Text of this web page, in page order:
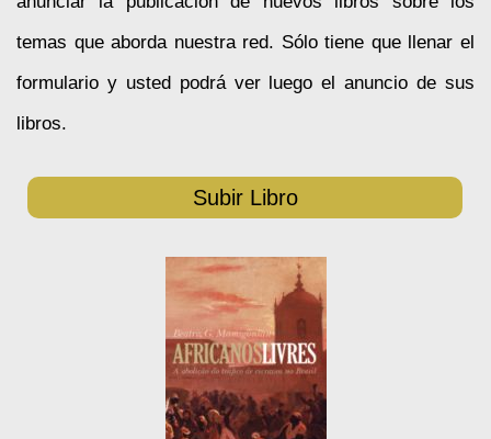
temas que aborda nuestra red. Sólo tiene que llenar el
formulario y usted podrá ver luego el anuncio de sus
libros.
Subir Libro